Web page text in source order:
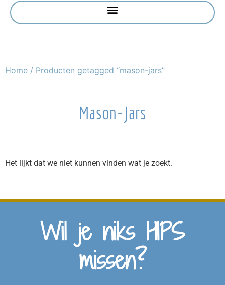
Home / Producten getagged “mason-jars”
Mason-Jars
Het lijkt dat we niet kunnen vinden wat je zoekt.
Wil je niks HIPS
missen?